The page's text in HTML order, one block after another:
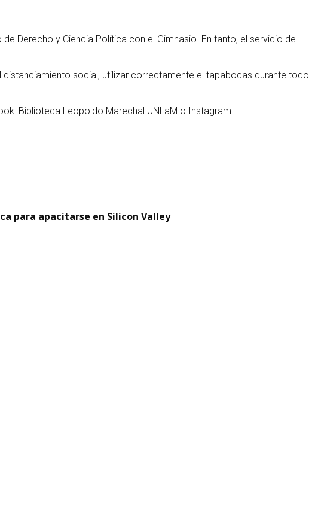
Derecho y Ciencia Política con el Gimnasio. En tanto, el servicio de
social, utilizar correctamente el tapabocas durante todo
Biblioteca Leopoldo Marechal UNLaM o Instagram:
para apacitarse en Silicon Valley